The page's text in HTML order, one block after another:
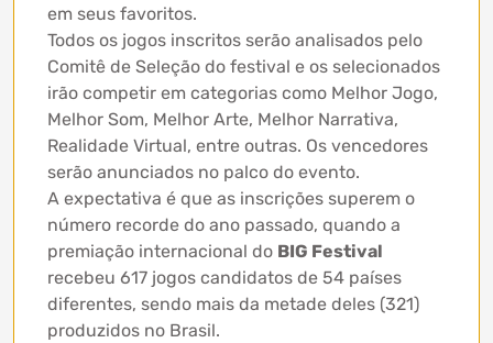
em seus favoritos.
Todos os jogos inscritos serão analisados pelo
Comitê de Seleção do festival e os selecionados
irão competir em categorias como Melhor Jogo,
Melhor Som, Melhor Arte, Melhor Narrativa,
Realidade Virtual, entre outras. Os vencedores
serão anunciados no palco do evento.
A expectativa é que as inscrições superem o
número recorde do ano passado, quando a
premiação internacional do BIG Festival
recebeu 617 jogos candidatos de 54 países
diferentes, sendo mais da metade deles (321)
produzidos no Brasil.